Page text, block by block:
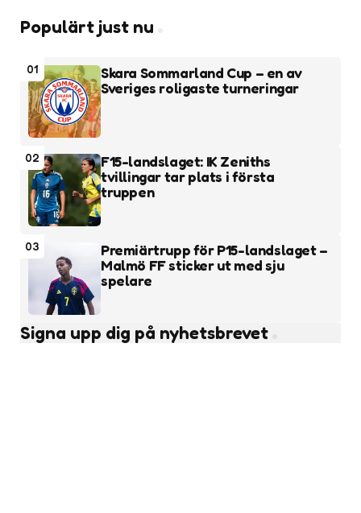
Populärt just nu
01
Skara Sommarland Cup – en av
Sveriges roligaste turneringar
02
F15-landslaget: IK Zeniths
tvillingar tar plats i första
truppen
03
Premiärtrupp för P15-landslaget –
Malmö FF sticker ut med sju
spelare
Signa upp dig på nyhetsbrevet